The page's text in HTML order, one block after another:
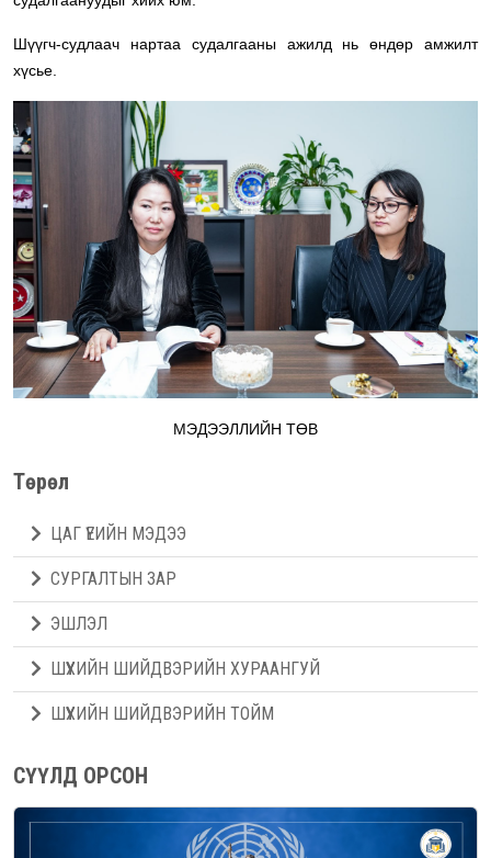
Шүүгч-судлаач нартаа судалгааны ажилд нь өндөр амжилт
хүсье.
МЭДЭЭЛЛИЙН ТӨВ
Төрөл
ЦАГ ҮЕИЙН МЭДЭЭ
СУРГАЛТЫН ЗАР
ЭШЛЭЛ
ШҮҮХИЙН ШИЙДВЭРИЙН ХУРААНГУЙ
ШҮҮХИЙН ШИЙДВЭРИЙН ТОЙМ
СҮҮЛД ОРСОН